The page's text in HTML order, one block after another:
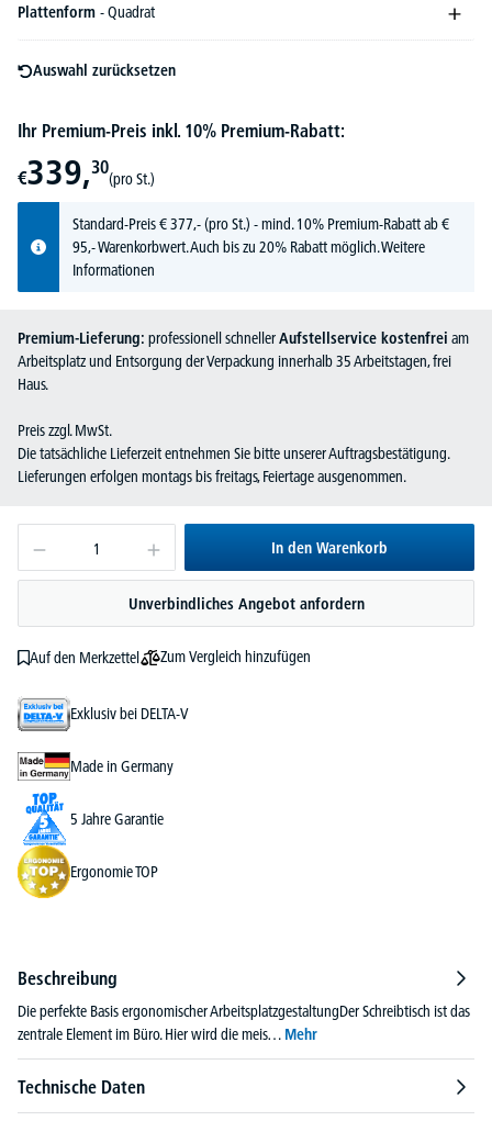
Plattenform - Quadrat
Auswahl zurücksetzen
Ihr Premium-Preis inkl. 10% Premium-Rabatt:
€339,30
(pro St.)
Standard-Preis€377,-(pro St.) - mind. 10% Premium-Rabatt ab €
95,- Warenkorbwert. Auch bis zu 20% Rabatt möglich.Weitere
Informationen
Premium-Lieferung: professionell schnellerAufstellservice kostenfrei am
Arbeitsplatz und Entsorgung der Verpackung innerhalb 35 Arbeitstagen, frei
Haus.
Preis zzgl. MwSt.
Die tatsächliche Lieferzeit entnehmen Sie bitte unserer Auftragsbestätigung.
Lieferungen erfolgen montags bis freitags, Feiertage ausgenommen.
In den Warenkorb
Unverbindliches Angebot anfordern
Auf den Merkzettel Zum Vergleich hinzufügen
Exklusiv bei DELTA-V
Made in Germany
5 Jahre Garantie
Ergonomie TOP
Beschreibung
Die perfekte Basis ergonomischer ArbeitsplatzgestaltungDer Schreibtisch ist das
zentrale Element im Büro. Hier wird die meis… Mehr
Technische Daten